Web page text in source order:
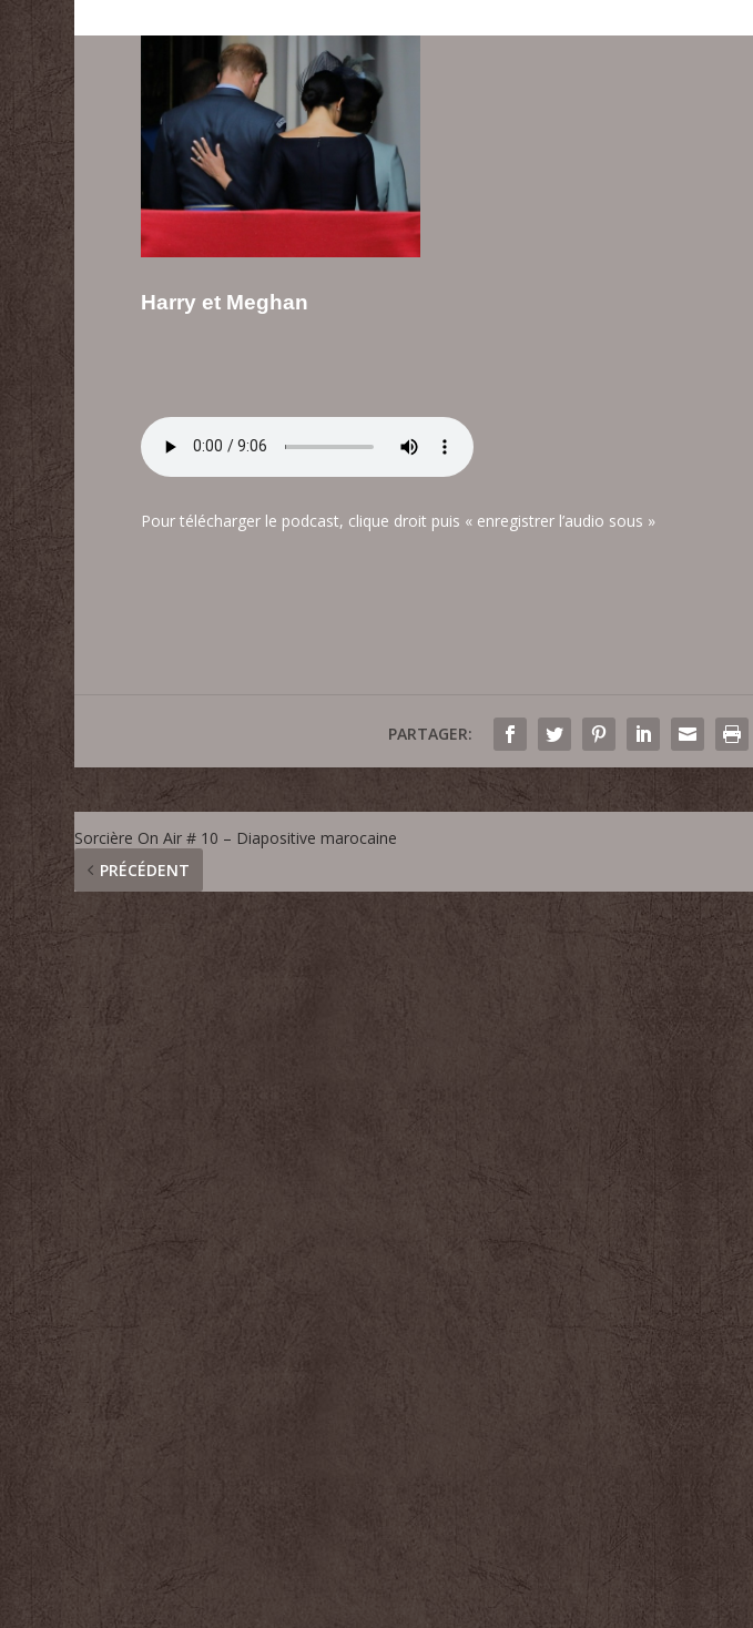
Harry et Meghan
Pour télécharger le podcast, clique droit puis « enregistrer l’audio sous »
PARTAGER:
Sorcière On Air # 10 – Diapositive marocaine
PRÉCÉDENT